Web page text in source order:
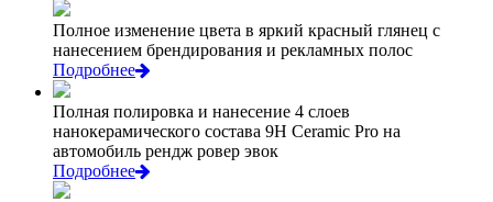
Полное изменение цвета в яркий красный глянец с
нанесением брендирования и рекламных полос
Подробнее
Полная полировка и нанесение 4 слоев
нанокерамического состава 9Н Ceramic Pro на
автомобиль рендж ровер эвок
Подробнее